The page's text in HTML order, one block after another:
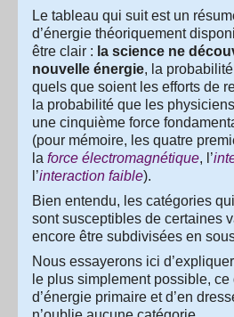
Le tableau qui suit est un
d’énergie théoriquement
être clair : la science ne
nouvelle énergie, la
quels que soient les efforts de
la probabilité que les
une cinquième force
(pour mémoire, les quatre
la force électromagnétique, l’
l’interaction faible).
Bien entendu, les catégories
sont susceptibles de certaines
encore être subdivisées en
Nous essayerons ici
le plus simplement possible, ce
d’énergie primaire et d’en